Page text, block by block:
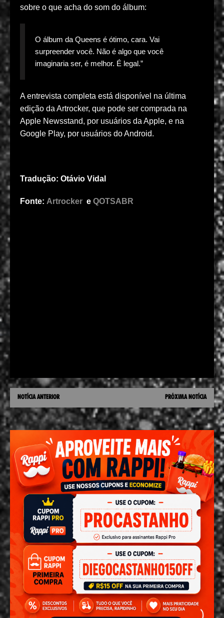
sobre o que acha do som do álbum:
O álbum da Queens é ótimo, cara. Vai
surpreender você. Não é algo que você
imaginaria ser, é melhor. É legal.”
A entrevista completa está disponível na última
edição da Artrocker, que pode ser comprada na
Apple Newsstand, por usuários da Apple, e na
Google Play, por usuários do Android.
Tradução: Otávio Vidal
Fonte: Artrocker e QOTSABR
NOTÍCIA ANTERIOR PRÓXIMA NOTÍCIA